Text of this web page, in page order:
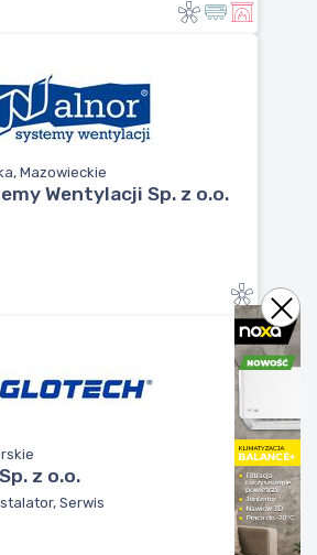
Mazowieckie
Wentylacji Sp. z o.o.
z o.o.
Serwis